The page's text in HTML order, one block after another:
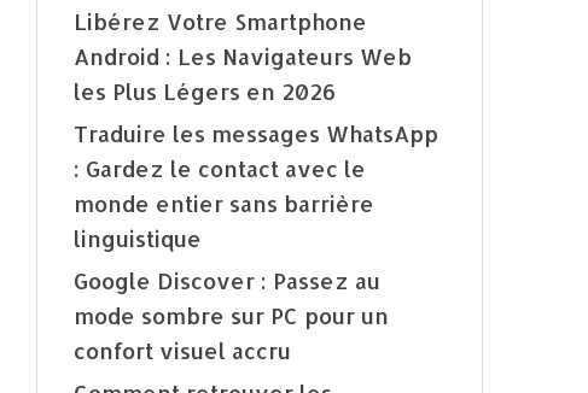
Libérez Votre Smartphone
Android : Les Navigateurs Web
les Plus Légers en 2026
Traduire les messages WhatsApp
: Gardez le contact avec le
monde entier sans barrière
linguistique
Google Discover : Passez au
mode sombre sur PC pour un
confort visuel accru